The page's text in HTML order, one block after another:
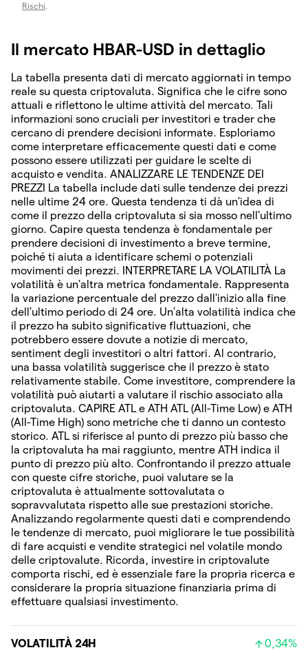
Rischi.
Il mercato HBAR-USD in dettaglio
La tabella presenta dati di mercato aggiornati in tempo
reale su questa criptovaluta. Significa che le cifre sono
attuali e riflettono le ultime attività del mercato. Tali
informazioni sono cruciali per investitori e trader che
cercano di prendere decisioni informate. Esploriamo
come interpretare efficacemente questi dati e come
possono essere utilizzati per guidare le scelte di
acquisto e vendita. ANALIZZARE LE TENDENZE DEI
PREZZI La tabella include dati sulle tendenze dei prezzi
nelle ultime 24 ore. Questa tendenza ti dà un'idea di
come il prezzo della criptovaluta si sia mosso nell'ultimo
giorno. Capire questa tendenza è fondamentale per
prendere decisioni di investimento a breve termine,
poiché ti aiuta a identificare schemi o potenziali
movimenti dei prezzi. INTERPRETARE LA VOLATILITÀ La
volatilità è un'altra metrica fondamentale. Rappresenta
la variazione percentuale del prezzo dall'inizio alla fine
dell'ultimo periodo di 24 ore. Un'alta volatilità indica che
il prezzo ha subito significative fluttuazioni, che
potrebbero essere dovute a notizie di mercato,
sentiment degli investitori o altri fattori. Al contrario,
una bassa volatilità suggerisce che il prezzo è stato
relativamente stabile. Come investitore, comprendere la
volatilità può aiutarti a valutare il rischio associato alla
criptovaluta. CAPIRE ATL e ATH ATL (All-Time Low) e ATH
(All-Time High) sono metriche che ti danno un contesto
storico. ATL si riferisce al punto di prezzo più basso che
la criptovaluta ha mai raggiunto, mentre ATH indica il
punto di prezzo più alto. Confrontando il prezzo attuale
con queste cifre storiche, puoi valutare se la
criptovaluta è attualmente sottovalutata o
sopravvalutata rispetto alle sue prestazioni storiche.
Analizzando regolarmente questi dati e comprendendo
le tendenze di mercato, puoi migliorare le tue possibilità
di fare acquisti e vendite strategici nel volatile mondo
delle criptovalute. Ricorda, investire in criptovalute
comporta rischi, ed è essenziale fare la propria ricerca e
considerare la propria situazione finanziaria prima di
effettuare qualsiasi investimento.
VOLATILITÀ 24H 0,34%